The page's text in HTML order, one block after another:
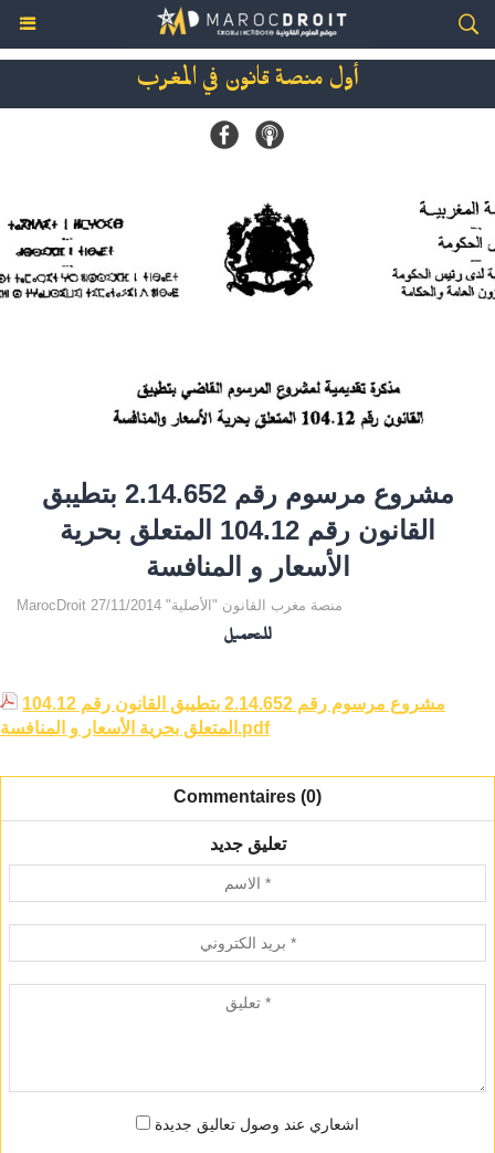
أول منصة قانون في المغرب
مشروع مرسوم رقم 2.14.652 بتطيبق
القانون رقم 104.12 المتعلق بحرية
الأسعار و المنافسة
MarocDroit منصة مغرب القانون "الأصلية" 27/11/2014
للتحميل
مشروع مرسوم رقم 2.14.652 بتطيبق القانون رقم 104.12
المتعلق بحرية الأسعار و المنافسة.pdf
Commentaires (0)
تعليق جديد
اشعاري عند وصول تعاليق جديدة